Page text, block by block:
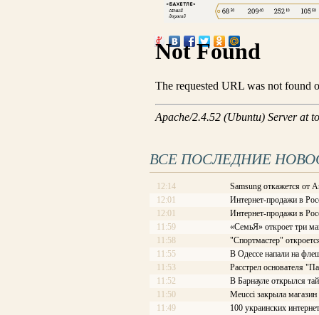
ВСЕ ПОСЛЕДНИЕ
12:14
Samsung откажется от
12:01
Интернет-продажи в
12:01
Интернет-продажи в
11:59
«СемьЯ» откроет три
11:58
"Спортмастер"
11:55
В Одессе напали на
11:53
Расстрел основателя
11:52
В Барнауле открылся
11:50
Meucci закрыла
11:49
100 украинских